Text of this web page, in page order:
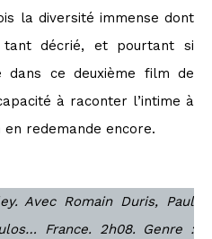
la diversité immense dont
décrié, et pourtant si
dans ce deuxième film de
à raconter l’intime à
redemande encore.
Avec Romain Duris, Paul
France. 2h08. Genre :